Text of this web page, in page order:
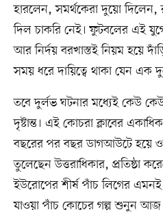
হারলেন, সমর্থকেরা দুয়ো দিলেন,
দিল চাকরি নেই। ফুটবলের এই
আর নির্দয় বরখাস্তই নিয়ম হয়ে
সময় ধরে দায়িত্বে থাকা যেন এক
তবে দুর্লভ ঘটনার মধ্যেই কেউ
দৃষ্টান্ত। এই কোচরা ক্লাবের
বছরের পর বছর ডাগআউটে হয়ে
তুলেছেন উত্তরাধিকার, প্রতিষ্ঠা
ইউরোপের শীর্ষ পাঁচ লিগের
যাওয়া পাঁচ কোচের গল্প শুনুন